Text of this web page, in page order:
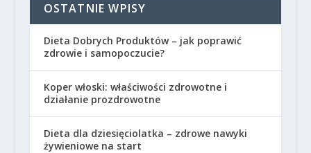
OSTATNIE WPISY
Dieta Dobrych Produktów – jak poprawić
zdrowie i samopoczucie?
Koper włoski: właściwości zdrowotne i
działanie prozdrowotne
Dieta dla dziesięciolatka – zdrowe nawyki
żywieniowe na start